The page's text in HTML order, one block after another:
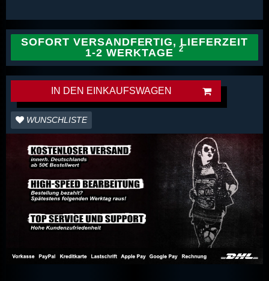
SOFORT VERSANDFERTIG, LIEFERZEIT
1-2 WERKTAGE
IN DEN EINKAUFSWAGEN
WUNSCHLISTE